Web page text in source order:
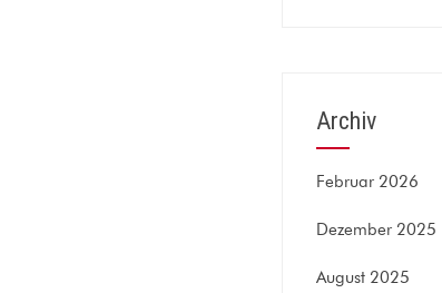
Archiv
Februar 2026
Dezember 2025
August 2025